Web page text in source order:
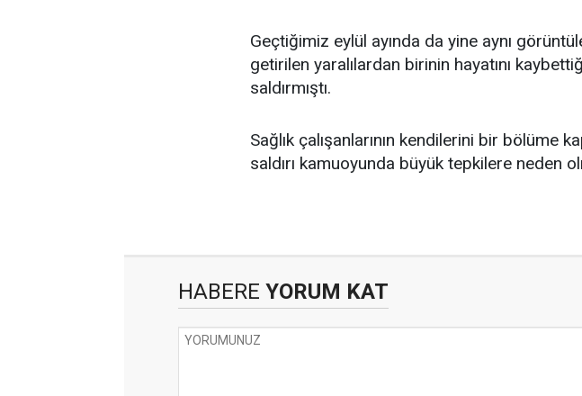
Geçtiğimiz eylül ayında da yine aynı
getirilen yaralılardan birinin hayatını
saldırmıştı.
Sağlık çalışanlarının kendilerini bir bölüme
saldırı kamuoyunda büyük tepkilere neden
HABERE YORUM KAT